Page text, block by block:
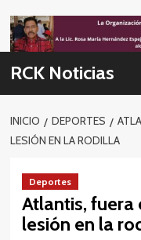
to
content
RCK Noticias
INICIO DEPORTES
LESIÓN EN LA RODILLA
Deportes
Atlantis, fuera
lesión en la